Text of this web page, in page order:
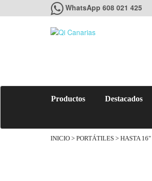
WhatsApp 608 021 425
Productos Destacados
INICIO > PORTÁTILES > HASTA 16"